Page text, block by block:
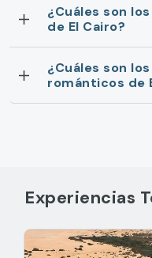
¿Cuáles son
de El Cairo?
¿Cuáles son
románticos de
Experiencias